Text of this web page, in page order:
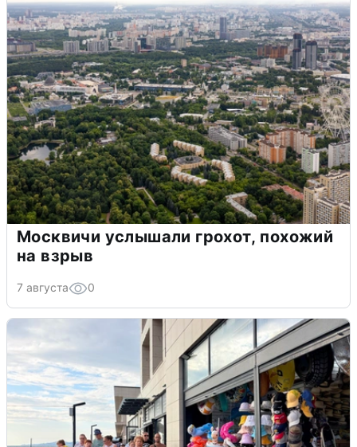
Москвичи услышали грохот, похожий
на взрыв
7 августа 0